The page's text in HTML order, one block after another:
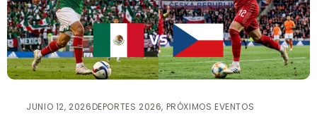
JUNIO 12, 2026DEPORTES 2026, PRÓXIMOS EVENTOS